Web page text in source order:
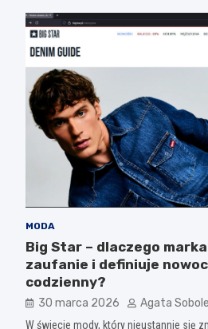
MODA
Big Star – dlaczego
zaufanie i definiuje
codzienny?
30 marca 2026 Agata
W świecie mody, który nieustannie się